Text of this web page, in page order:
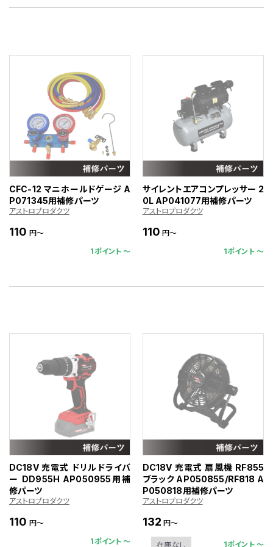
CFC-12 マニホールドゲージ A
P071345用補修パーツ
アストロプロダクツ
110 円～
1ポイント 〜
サイレントエアコンプレッサー 2
0L AP041077用補修パーツ
アストロプロダクツ
110 円～
1ポイント 〜
DC18V 充電式 ドリルドライバ
ー DD955H AP050955用補
修パーツ
アストロプロダクツ
110 円～
1ポイント 〜
DC18V 充電式 扇風機 RF855
ブラック AP050855/RF818 A
P050818用補修パーツ
アストロプロダクツ
132 円～
在庫なし 1ポイント 〜